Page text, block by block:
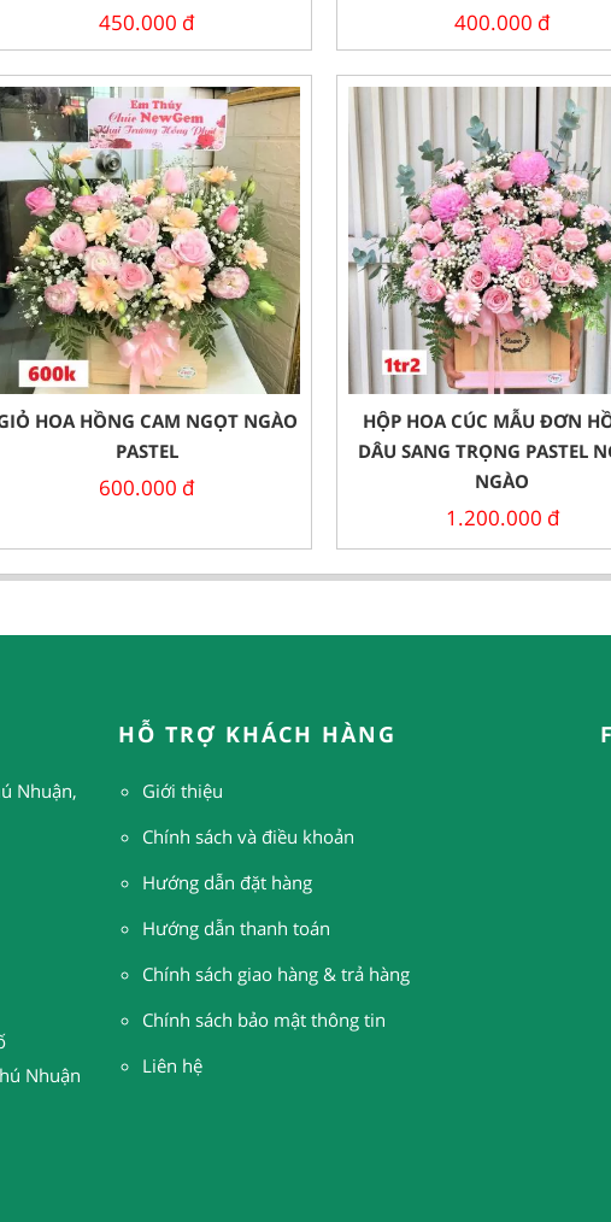
450.000 đ 400.000 đ
HOA HỒNG CAM NGỌT NGÀO
PASTEL
600.000 đ
HỘP HOA CÚC MẪU ĐƠN
DÂU SANG TRỌNG PASTEL
NGÀO
1.200.000 đ
Nhuận,
Nhuận
HỖ TRỢ KHÁCH HÀNG
Giới thiệu
Chính sách và điều khoản
Hướng dẫn đặt hàng
Hướng dẫn thanh toán
Chính sách giao hàng & trả hàng
Chính sách bảo mật thông tin
Liên hệ